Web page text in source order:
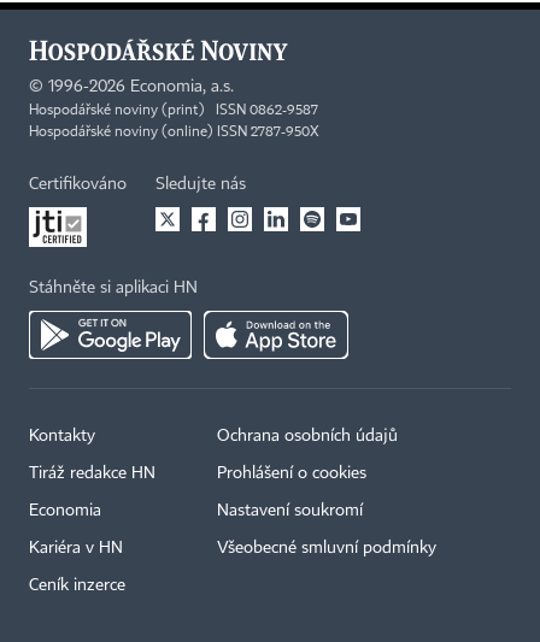
© 1996-2026 Economia, a.s.
Hospodářské noviny (print) ISSN 0862-9587
Hospodářské noviny (online) ISSN 2787-950X
Certifikováno Sledujte nás
Stáhněte si aplikaci HN
Kontakty
Tiráž redakce HN
Economia
Kariéra v HN
Ceník inzerce
Ochrana osobních údajů
Prohlášení o cookies
Nastavení soukromí
Všeobecné smluvní podmínky